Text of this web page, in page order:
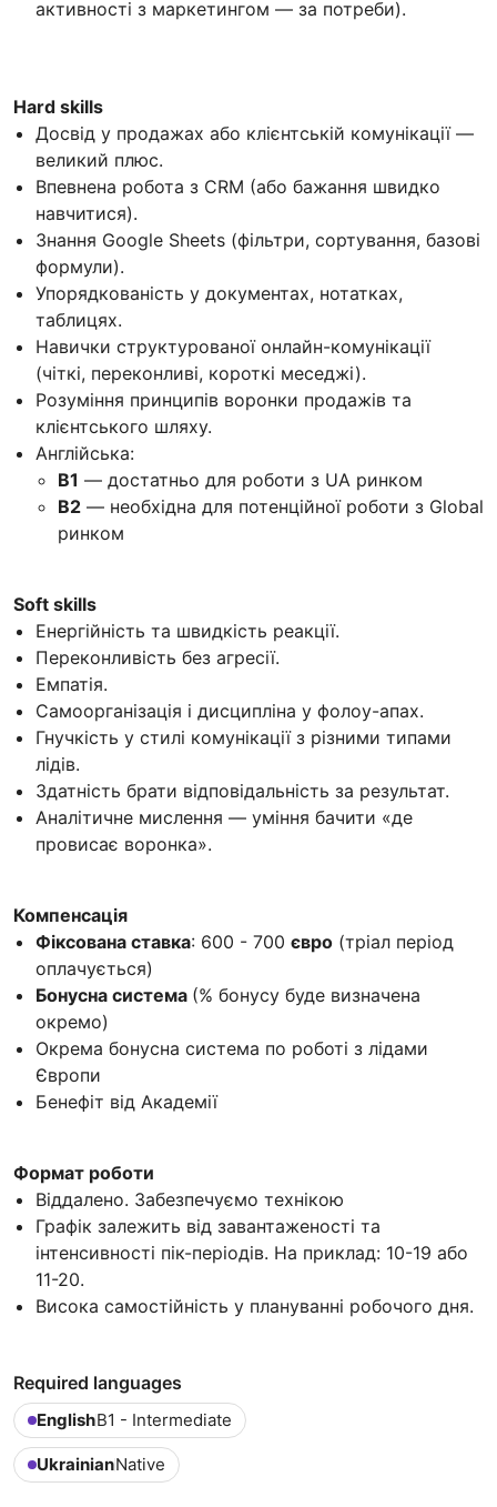
активності з маркетингом — за потреби).
Hard skills
Досвід у продажах або клієнтській комунікації —
великий плюс.
Впевнена робота з CRM (або бажання швидко
навчитися).
Знання Google Sheets (фільтри, сортування, базові
формули).
Упорядкованість у документах, нотатках,
таблицях.
Навички структурованої онлайн-комунікації
(чіткі, переконливі, короткі меседжі).
Розуміння принципів воронки продажів та
клієнтського шляху.
Англійська:
B1 — достатньо для роботи з UA ринком
B2 — необхідна для потенційної роботи з Global
ринком
Soft skills
Енергійність та швидкість реакції.
Переконливість без агресії.
Емпатія.
Самоорганізація і дисципліна у фолоу-апах.
Гнучкість у стилі комунікації з різними типами
лідів.
Здатність брати відповідальність за результат.
Аналітичне мислення — уміння бачити «де
провисає воронка».
Компенсація
Фіксована ставка: 600 - 700 євро (тріал період
оплачується)
Бонусна система (% бонусу буде визначена
окремо)
Окрема бонусна система по роботі з лідами
Європи
Бенефіт від Академії
Формат роботи
Віддалено. Забезпечуємо технікою
Графік залежить від завантаженості та
інтенсивності пік-періодів. На приклад: 10-19 або
11-20.
Висока самостійність у плануванні робочого дня.
Required languages
EnglishB1 - Intermediate
UkrainianNative